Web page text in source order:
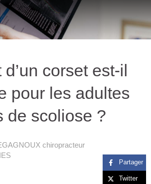
P35MRKDW');
d’un corset est-il
pour les adultes
de scoliose ?
chiropracteur
Partager
Twitter